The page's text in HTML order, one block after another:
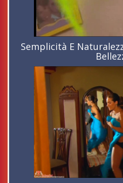
Semplicità E